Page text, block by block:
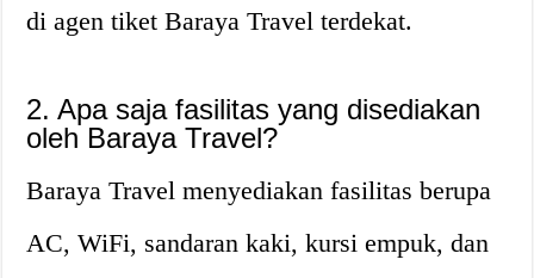
di agen tiket Baraya Travel terdekat.
2. Apa saja fasilitas yang disediakan
oleh Baraya Travel?
Baraya Travel menyediakan fasilitas berupa
AC, WiFi, sandaran kaki, kursi empuk, dan